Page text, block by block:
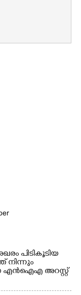
പിടികൂടിയ
നിന്നും
എൻഐഎ അറസ്റ്റ്